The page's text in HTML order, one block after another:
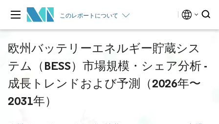
このレポートについて
欧州バッテリーエネルギー貯蔵シス
テム（BESS）市場規模・シェア分析 -
成長トレンドおよび予測（2026年〜
2031年）